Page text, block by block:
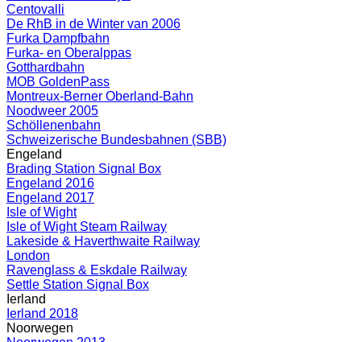
Centovalli
De RhB in de Winter van 2006
Furka Dampfbahn
Furka- en Oberalppas
Gotthardbahn
MOB GoldenPass
Montreux-Berner Oberland-Bahn
Noodweer 2005
Schöllenenbahn
Schweizerische Bundesbahnen (SBB)
Engeland
Brading Station Signal Box
Engeland 2016
Engeland 2017
Isle of Wight
Isle of Wight Steam Railway
Lakeside & Haverthwaite Railway
London
Ravenglass & Eskdale Railway
Settle Station Signal Box
Ierland
Ierland 2018
Noorwegen